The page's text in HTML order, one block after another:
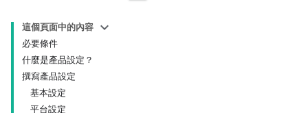
這個頁面中的內容
必要條件
什麼是產品設定？
撰寫產品設定
基本設定
平台設定